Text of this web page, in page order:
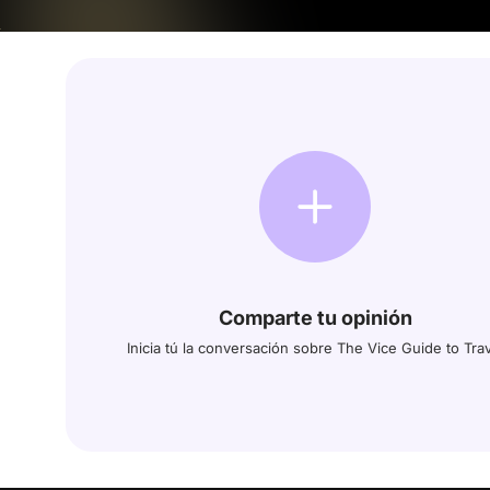
Comparte tu opinión
Inicia tú la conversación sobre The Vice Guide to